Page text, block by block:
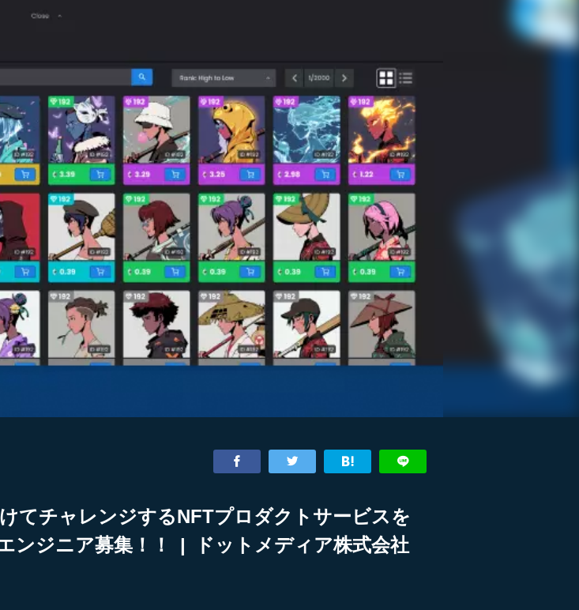
てチャレンジするNFTプロダクトサービスを
ンジニア募集！！ | ドットメディア株式会社